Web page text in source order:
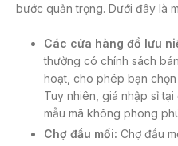
bước quản trọng. Dưới đây là
Các cửa hàng đồ lưu
thường có chính sách
hoạt, cho phép bạn
Tuy nhiên, giá nhập sỉ
mẫu mã không phong
Chợ đầu mối: Chợ đầu